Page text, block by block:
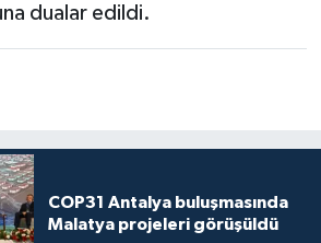
dualar edildi.
COP31 Antalya buluşmasında
Malatya projeleri görüşüldü